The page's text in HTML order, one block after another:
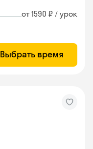
от 1590 ₽ / урок
Выбрать время